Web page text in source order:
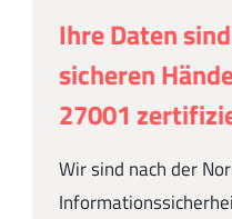
Ihre Daten
sicheren
27001
Wir sind nach der